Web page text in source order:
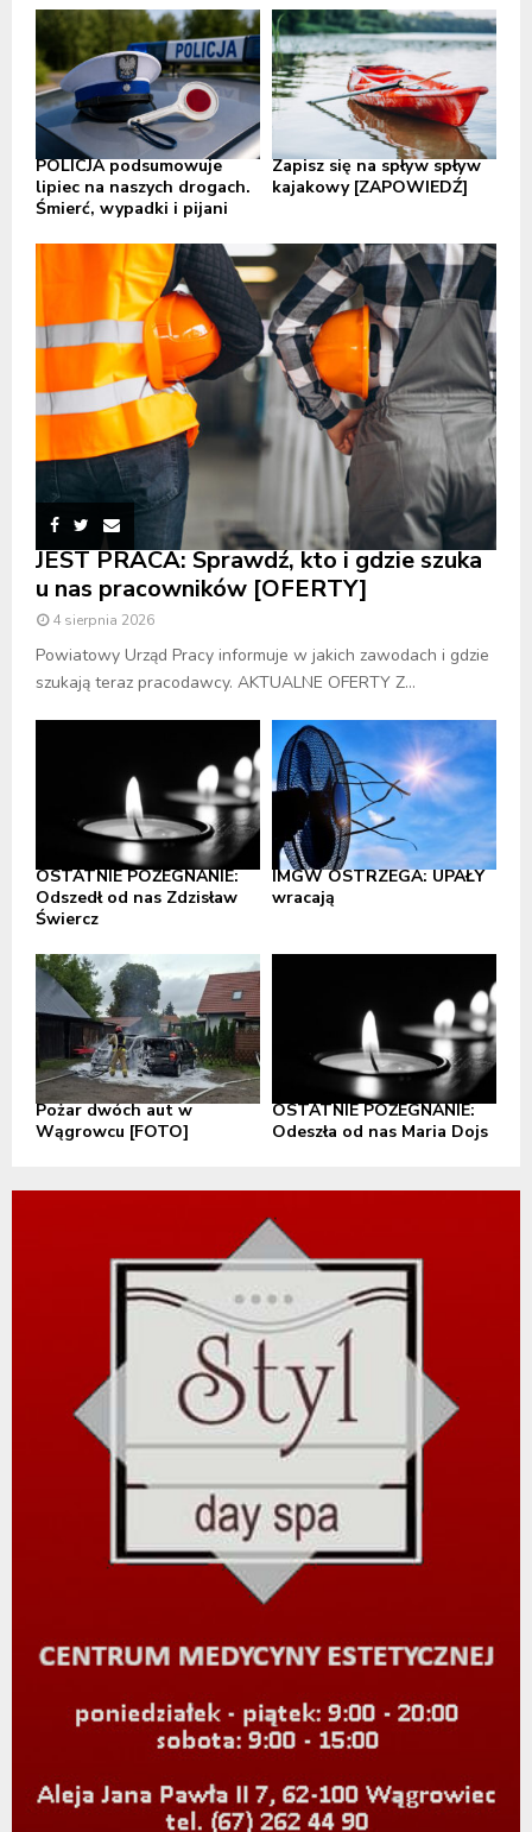
POLICJA podsumowuje
lipiec na naszych drogach.
Śmierć, wypadki i pijani
Zapisz się na spływ spływ
kajakowy [ZAPOWIEDŹ]
JEST PRACA: Sprawdź, kto i gdzie szuka
u nas pracowników [OFERTY]
4 sierpnia 2026
Powiatowy Urząd Pracy informuje w jakich zawodach i gdzie
szukają teraz pracodawcy. AKTUALNE OFERTY Z...
OSTATNIE POŻEGNANIE:
Odszedł od nas Zdzisław
Świercz
IMGW OSTRZEGA: UPAŁY
wracają
Pożar dwóch aut w
Wągrowcu [FOTO]
OSTATNIE POŻEGNANIE:
Odeszła od nas Maria Dojs